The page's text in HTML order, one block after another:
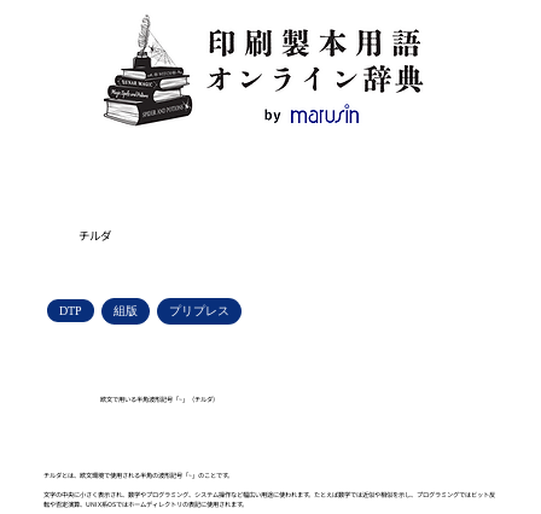
チルダ
DTP 組版 プリプレス
欧文で用いる半角波形記号「~」（チルダ）
チルダとは、欧文環境で使用される半角の波形記号「~」のことです。
文字の中央に小さく表示され、数学やプログラミング、システム操作など幅広い用途に使われます。たとえば数学では近似や相似を示し、プログラミングではビット反
転や否定演算、UNIX系OSではホームディレクトリの表記に使用されます。